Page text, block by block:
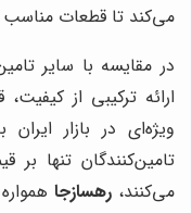
می‌کند تا قطعات مناسب
در مقایسه با سایر
ارائه ترکیبی از
ویژه‌ای در بازار
تامین‌کنندگان تنها
می‌کنند، رهسازجا